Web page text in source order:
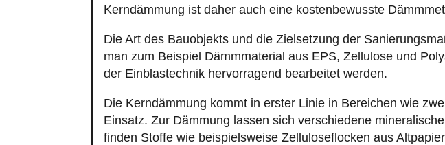
Kerndämmung ist daher auch eine kostenbewusste
Die Art des Bauobjekts und die Zielsetzung der
man zum Beispiel Dämmmaterial aus EPS, Zellulose und
der Einblastechnik hervorragend bearbeitet werden.
Die Kerndämmung kommt in erster Linie in Bereichen wie
Einsatz. Zur Dämmung lassen sich verschiedene
finden Stoffe wie beispielsweise Zelluloseflocken aus